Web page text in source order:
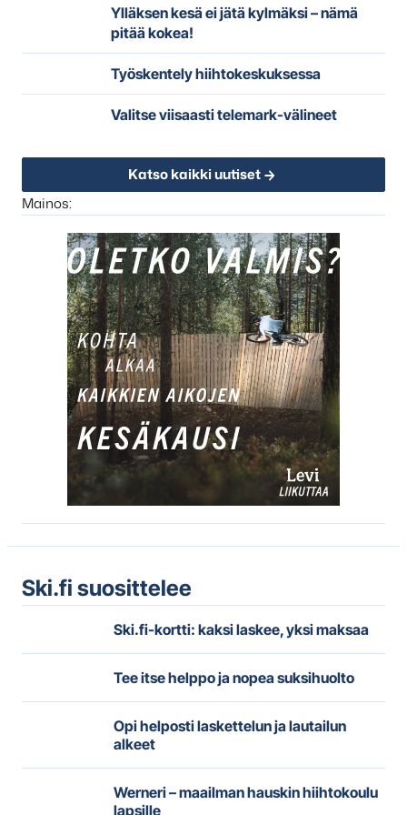
Ylläksen kesä ei jätä kylmäksi – nämä
pitää kokea!
Työskentely hiihtokeskuksessa
Valitse viisaasti telemark-välineet
Katso kaikki uutiset
Mainos:
Ski.fi suosittelee
Ski.fi-kortti: kaksi laskee, yksi maksaa
Tee itse helppo ja nopea suksihuolto
Opi helposti laskettelun ja lautailun
alkeet
Werneri – maailman hauskin hiihtokoulu
lapsille